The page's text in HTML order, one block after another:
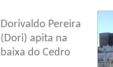
Dorivaldo Pereira
(Dori) apita na
baixa do Cedro